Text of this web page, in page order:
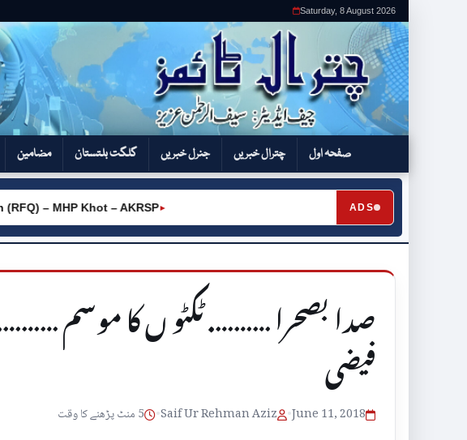
Saturday, 8 August 2026
صفحہ اول چترال خبریں جنرل خبریں گلگت بلتستان مضامین
ADS
►
MHP Khot – AKRSP
صدا بصحرا ………. ٹکٹو ں کا موسم
فیضی
June 11, 2018
•
Saif Ur Rehman Aziz
• 5 منٹ پڑھنے کا وقت